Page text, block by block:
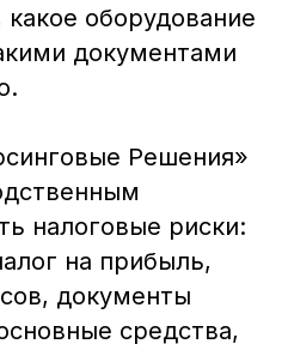
оборудование
документами
Решения»
налоговые риски:
на прибыль,
документы
средства,